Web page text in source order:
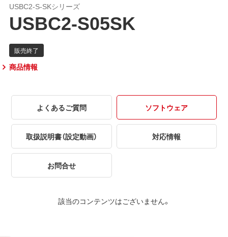
USBC2-S-SKシリーズ
USBC2-S05SK
商品情報
よくあるご質問 ソフトウェア
取扱説明書（設定動画） 対応情報
お問合せ
該当のコンテンツはございません。